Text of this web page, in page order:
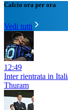
Calcio ora per ora
Vedi tutti
12:49
Inter rientrata in
Thuram